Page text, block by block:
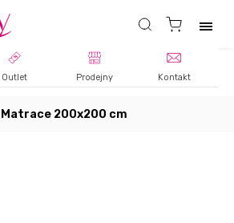
Outlet Prodejny Kontakt
Matrace 200x200 cm